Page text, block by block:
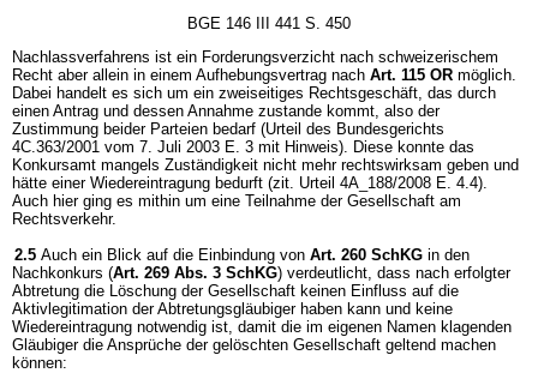
BGE 146 III 441 S. 450
Nachlassverfahrens ist ein Forderungsverzicht nach schweizerischem
Recht aber allein in einem Aufhebungsvertrag nach Art. 115 OR möglich.
Dabei handelt es sich um ein zweiseitiges Rechtsgeschäft, das durch
einen Antrag und dessen Annahme zustande kommt, also der
Zustimmung beider Parteien bedarf (Urteil des Bundesgerichts
4C.363/2001 vom 7. Juli 2003 E. 3 mit Hinweis). Diese konnte das
Konkursamt mangels Zuständigkeit nicht mehr rechtswirksam geben und
hätte einer Wiedereintragung bedurft (zit. Urteil 4A_188/2008 E. 4.4).
Auch hier ging es mithin um eine Teilnahme der Gesellschaft am
Rechtsverkehr.
2.5 Auch ein Blick auf die Einbindung von Art. 260 SchKG in den
Nachkonkurs (Art. 269 Abs. 3 SchKG) verdeutlicht, dass nach erfolgter
Abtretung die Löschung der Gesellschaft keinen Einfluss auf die
Aktivlegitimation der Abtretungsgläubiger haben kann und keine
Wiedereintragung notwendig ist, damit die im eigenen Namen klagenden
Gläubiger die Ansprüche der gelöschten Gesellschaft geltend machen
können: